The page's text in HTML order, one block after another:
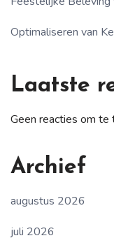
Optimaliseren van
Laatste
Geen reacties om te
Archief
augustus 2026
juli 2026